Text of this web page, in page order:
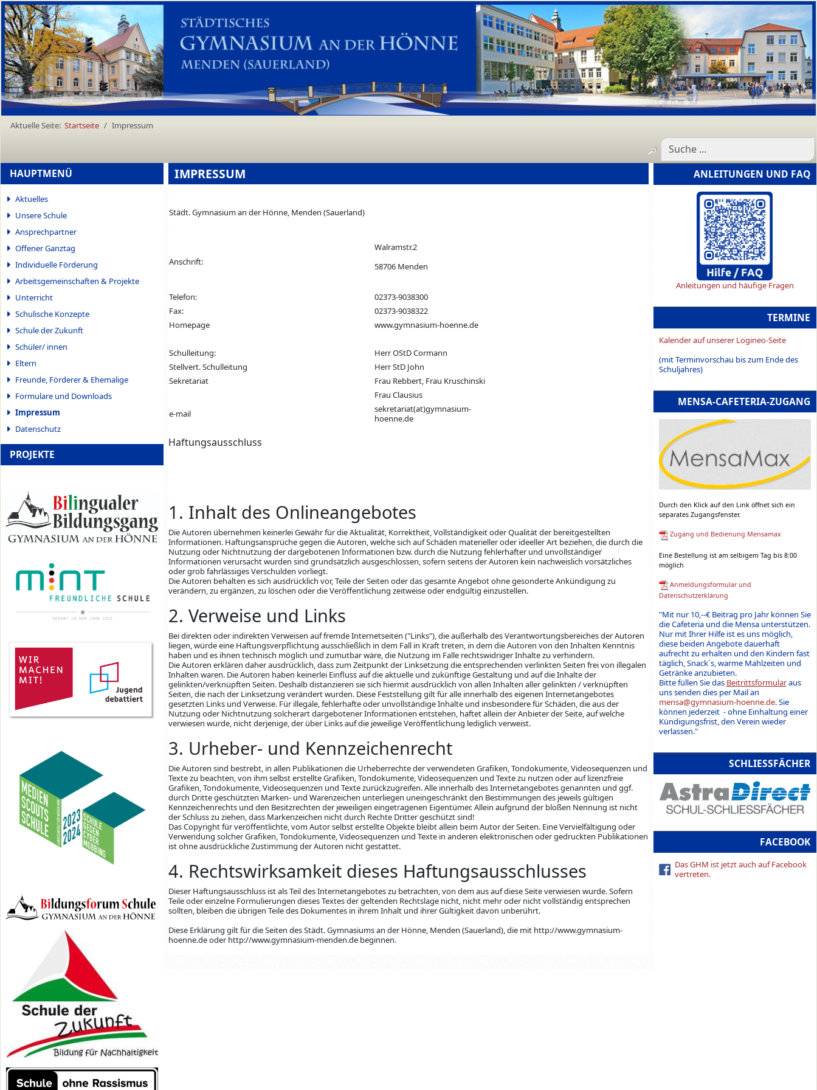
Aktuelle Seite: Startseite Impressum
HAUPTMENÜ
Aktuelles
Unsere Schule
Ansprechpartner
Offener Ganztag
Individuelle Förderung
Arbeitsgemeinschaften & Projekte
Unterricht
Schulische Konzepte
Schule der Zukunft
Schüler/ innen
Eltern
Freunde, Förderer & Ehemalige
Formulare und Downloads
Impressum
Datenschutz
PROJEKTE
ANLEITUNGEN UND FAQ
Anleitungen und häufige Fragen
TERMINE
Kalender auf unserer Logineo-Seite
(mit Terminvorschau bis zum Ende des
Schuljahres)
MENSA-CAFETERIA-ZUGANG
Durch den Klick auf den Link öffnet sich ein
separates Zugangsfenster.
Zugang und Bedienung Mensamax
Eine Bestellung ist am selbigem Tag bis 8:00
möglich
Anmeldungsformular und
Datenschutzerklärung
"Mit nur 10,--€ Beitrag pro Jahr können Sie
die Cafeteria und die Mensa unterstützen.
Nur mit Ihrer Hilfe ist es uns möglich,
diese beiden Angebote dauerhaft
aufrecht zu erhalten und den Kindern fast
täglich, Snack´s, warme Mahlzeiten und
Getränke anzubieten.
Bitte füllen Sie das Beitrittsformularaus
uns senden dies per Mail an
mensa@gymnasium-hoenne.de. Sie
können jederzeit - ohne Einhaltung einer
Kündigungsfrist, den Verein wieder
verlassen."
SCHLIESSFÄCHER
FACEBOOK
Das GHM ist jetzt auch auf Facebook
vertreten.
IMPRESSUM
Städt. Gymnasium an der Hönne, Menden (Sauerland)
Anschrift:
Walramstr.2
58706 Menden
Telefon:
02373-9038300
Fax:
02373-9038322
Homepage
www.gymnasium-hoenne.de
Schulleitung:
Herr OStD Cormann
Stellvert. Schulleitung
Herr StD John
Sekretariat
Frau Rebbert, Frau Kruschinski
Frau Clausius
e-mail
sekretariat(at)gymnasium-
hoenne.de
Haftungsausschluss
1. Inhalt des Onlineangebotes
Die Autoren übernehmen keinerlei Gewähr für die Aktualität, Korrektheit, Vollständigkeit oder Qualität der bereitgestellten
Informationen. Haftungsansprüche gegen die Autoren, welche sich auf Schäden materieller oder ideeller Art beziehen, die durch die
Nutzung oder Nichtnutzung der dargebotenen Informationen bzw. durch die Nutzung fehlerhafter und unvollständiger
Informationen verursacht wurden sind grundsätzlich ausgeschlossen, sofern seitens der Autoren kein nachweislich vorsätzliches
oder grob fahrlässiges Verschulden vorliegt.
Die Autoren behalten es sich ausdrücklich vor, Teile der Seiten oder das gesamte Angebot ohne gesonderte Ankündigung zu
verändern, zu ergänzen, zu löschen oder die Veröffentlichung zeitweise oder endgültig einzustellen.
2. Verweise und Links
Bei direkten oder indirekten Verweisen auf fremde Internetseiten ("Links"), die außerhalb des Verantwortungsbereiches der Autoren
liegen, würde eine Haftungsverpflichtung ausschließlich in dem Fall in Kraft treten, in dem die Autoren von den Inhalten Kenntnis
haben und es ihnen technisch möglich und zumutbar wäre, die Nutzung im Falle rechtswidriger Inhalte zu verhindern.
Die Autoren erklären daher ausdrücklich, dass zum Zeitpunkt der Linksetzung die entsprechenden verlinkten Seiten frei von illegalen
Inhalten waren. Die Autoren haben keinerlei Einfluss auf die aktuelle und zukünftige Gestaltung und auf die Inhalte der
gelinkten/verknüpften Seiten. Deshalb distanzieren sie sich hiermit ausdrücklich von allen Inhalten aller gelinkten / verknüpften
Seiten, die nach der Linksetzung verändert wurden. Diese Feststellung gilt für alle innerhalb des eigenen Internetangebotes
gesetzten Links und Verweise. Für illegale, fehlerhafte oder unvollständige Inhalte und insbesondere für Schäden, die aus der
Nutzung oder Nichtnutzung solcherart dargebotener Informationen entstehen, haftet allein der Anbieter der Seite, auf welche
verwiesen wurde, nicht derjenige, der über Links auf die jeweilige Veröffentlichung lediglich verweist.
3. Urheber- und Kennzeichenrecht
Die Autoren sind bestrebt, in allen Publikationen die Urheberrechte der verwendeten Grafiken, Tondokumente, Videosequenzen und
Texte zu beachten, von ihm selbst erstellte Grafiken, Tondokumente, Videosequenzen und Texte zu nutzen oder auf lizenzfreie
Grafiken, Tondokumente, Videosequenzen und Texte zurückzugreifen. Alle innerhalb des Internetangebotes genannten und ggf.
durch Dritte geschützten Marken- und Warenzeichen unterliegen uneingeschränkt den Bestimmungen des jeweils gültigen
Kennzeichenrechts und den Besitzrechten der jeweiligen eingetragenen Eigentümer. Allein aufgrund der bloßen Nennung ist nicht
der Schluss zu ziehen, dass Markenzeichen nicht durch Rechte Dritter geschützt sind!
Das Copyright für veröffentlichte, vom Autor selbst erstellte Objekte bleibt allein beim Autor der Seiten. Eine Vervielfältigung oder
Verwendung solcher Grafiken, Tondokumente, Videosequenzen und Texte in anderen elektronischen oder gedruckten Publikationen
ist ohne ausdrückliche Zustimmung der Autoren nicht gestattet.
4. Rechtswirksamkeit dieses Haftungsausschlusses
Dieser Haftungsausschluss ist als Teil des Internetangebotes zu betrachten, von dem aus auf diese Seite verwiesen wurde. Sofern
Teile oder einzelne Formulierungen dieses Textes der geltenden Rechtslage nicht, nicht mehr oder nicht vollständig entsprechen
sollten, bleiben die übrigen Teile des Dokumentes in ihrem Inhalt und ihrer Gültigkeit davon unberührt.
Diese Erklärung gilt für die Seiten des Städt. Gymnasiums an der Hönne, Menden (Sauerland), die mit http://www.gymnasium-
hoenne.de oder http://www.gymnasium-menden.de beginnen.